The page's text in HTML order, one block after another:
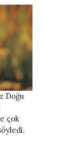
Doğu
çok